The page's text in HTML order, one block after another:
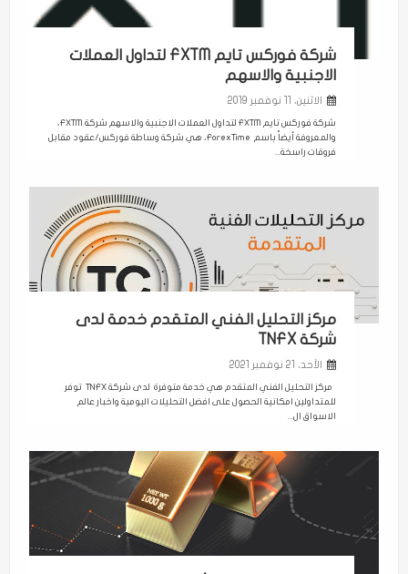
شركة فوركس تايم FXTM لتداول العملات
الاجنبية والاسهم
الاثنين، 11 نوفمبر 2019
شركة فوركس تايم FXTM لتداول العملات الاجنبية والاسهم شركة FXTM،
والمعروفة أيضاً باسم ForexTime، هي شركة وساطة فوركس/عقود مقابل
فروقات راسخة...
مركز التحليل الفني المتقدم خدمة لدى
شركة TNFX
الأحد، 21 نوفمبر 2021
مركز التحليل الفني المتقدم هي خدمة متوفرة لدى شركة TNFX توفر
للمتداولين امكانية الحصول على افضل التحليلات اليومية واخبار عالم
الاسواق ال...